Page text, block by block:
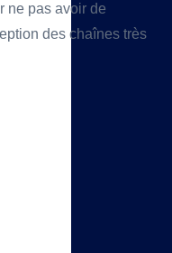
ne pas avoir de
des chaînes très